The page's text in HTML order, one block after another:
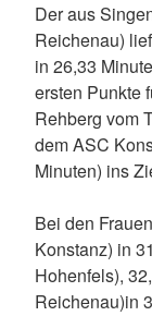
Der aus
Reichenau)
in 26,33
ersten Punkte
Rehberg vom
dem ASC
Minuten) ins
Bei den
Konstanz) in
Hohenfels),
Reichenau)in